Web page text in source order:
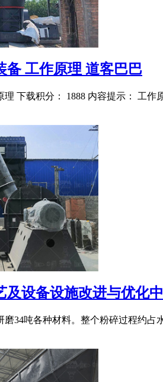
备 工作原理 道客巴巴
下载积分： 1888 内容提示： 工
及设备设施改进与优化
34吨各种材料。整个粉碎过程约